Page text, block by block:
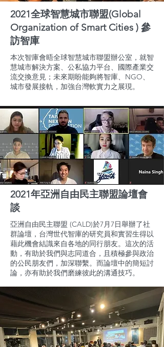
2021全球智慧城市聯盟(Global
Organization of Smart Cities ) 參
訪智庫
本次智庫會晤全球智慧城市聯盟辦公室，就智
慧城市解決方案、公私協力平台、國際產業交
流交換意見；未來期盼能夠將智庫、NGO、
城市發展接軌，加強台灣軟實力之展現。
2021年亞洲自由民主聯盟論壇會
談
亞洲自由民主聯盟 (CALD)於7月7日舉辦了社
群論壇，台灣世代智庫的研究員和實習生得以
藉此機會結識來自各地的同行朋友。這次的活
動，有助於我們與志同道合，且積極參與政治
的公民朋友們，加深聯繫。而論壇中的簡短討
論，亦有助於我們磨練彼此的溝通技巧。